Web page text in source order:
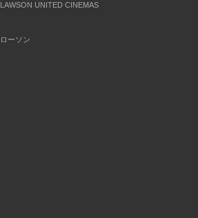
LAWSON UNITED CINEMAS
ローソン